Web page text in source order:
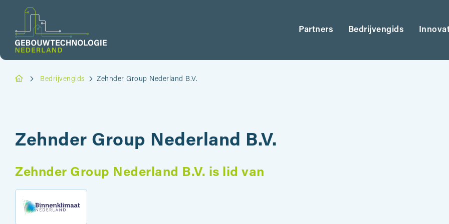
Partners Bedrijvengids
Bedrijvengids Zehnder Group Nederland B.V.
Zehnder Group Nederland B.V.
Zehnder Group Nederland B.V. is lid van